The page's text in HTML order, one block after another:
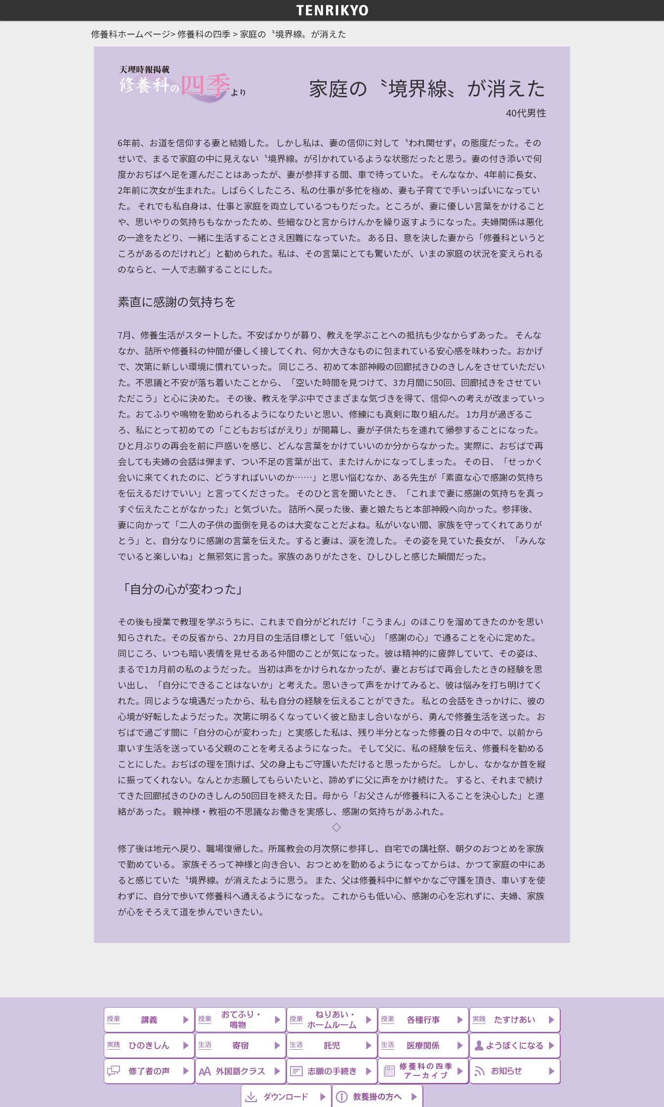
修養科ホームページ>修養科の四季 >家庭の〝境界線〟が消えた
家庭の〝境界線〟が消えた
40代男性
6年前、お道を信仰する妻と結婚した。 しかし私は、妻の信仰に対して〝われ関せず〟の態度だった。その
せいで、まるで家庭の中に見えない〝境界線〟が引かれているような状態だったと思う。妻の付き添いで何
度かおぢばへ足を運んだことはあったが、妻が参拝する間、車で待っていた。 そんななか、4年前に長女、
2年前に次女が生まれた。しばらくしたころ、私の仕事が多忙を極め、妻も子育てで手いっぱいになってい
た。 それでも私自身は、仕事と家庭を両立しているつもりだった。ところが、妻に優しい言葉をかけること
や、思いやりの気持ちもなかったため、些細なひと言からけんかを繰り返すようになった。夫婦関係は悪化
の一途をたどり、一緒に生活することさえ困難になっていた。 ある日、意を決した妻から「修養科というと
ころがあるのだけれど」と勧められた。私は、その言葉にとても驚いたが、いまの家庭の状況を変えられる
のならと、一人で志願することにした。
素直に感謝の気持ちを
7月、修養生活がスタートした。不安ばかりが募り、教えを学ぶことへの抵抗も少なからずあった。 そんな
なか、詰所や修養科の仲間が優しく接してくれ、何か大きなものに包まれている安心感を味わった。おかげ
で、次第に新しい環境に慣れていった。 同じころ、初めて本部神殿の回廊拭きひのきしんをさせていただい
た。不思議と不安が落ち着いたことから、「空いた時間を見つけて、3カ月間に50回、回廊拭きをさせてい
ただこう」と心に決めた。 その後、教えを学ぶ中でさまざまな気づきを得て、信仰への考えが改まっていっ
た。おてふりや鳴物を勤められるようになりたいと思い、修練にも真剣に取り組んだ。 1カ月が過ぎるこ
ろ、私にとって初めての「こどもおぢばがえり」が開幕し、妻が子供たちを連れて帰参することになった。
ひと月ぶりの再会を前に戸惑いを感じ、どんな言葉をかけていいのか分からなかった。実際に、おぢばで再
会しても夫婦の会話は弾まず、つい不足の言葉が出て、またけんかになってしまった。 その日、「せっかく
会いに来てくれたのに、どうすればいいのか……」と思い悩むなか、ある先生が「素直な心で感謝の気持ち
を伝えるだけでいい」と言ってくださった。 そのひと言を聞いたとき、「これまで妻に感謝の気持ちを真っ
すぐ伝えたことがなかった」と気づいた。 詰所へ戻った後、妻と娘たちと本部神殿へ向かった。参拝後、
妻に向かって「二人の子供の面倒を見るのは大変なことだよね。私がいない間、家族を守ってくれてありが
とう」と、自分なりに感謝の言葉を伝えた。すると妻は、涙を流した。 その姿を見ていた長女が、「みんな
でいると楽しいね」と無邪気に言った。家族のありがたさを、ひしひしと感じた瞬間だった。
「自分の心が変わった」
その後も授業で教理を学ぶうちに、これまで自分がどれだけ「こうまん」のほこりを溜めてきたのかを思い
知らされた。その反省から、2カ月目の生活目標として「低い心」「感謝の心」で通ることを心に定めた。
同じころ、いつも暗い表情を見せるある仲間のことが気になった。彼は精神的に疲弊していて、その姿は、
まるで1カ月前の私のようだった。 当初は声をかけられなかったが、妻とおぢばで再会したときの経験を思
い出し、「自分にできることはないか」と考えた。思いきって声をかけてみると、彼は悩みを打ち明けてく
れた。同じような境遇だったから、私も自分の経験を伝えることができた。 私との会話をきっかけに、彼の
心境が好転したようだった。次第に明るくなっていく彼と励まし合いながら、勇んで修養生活を送った。 お
ぢばで過ごす間に「自分の心が変わった」と実感した私は、残り半分となった修養の日々の中で、以前から
車いす生活を送っている父親のことを考えるようになった。 そして父に、私の経験を伝え、修養科を勧める
ことにした。おぢばの理を頂けば、父の身上もご守護いただけると思ったからだ。 しかし、なかなか首を縦
に振ってくれない。なんとか志願してもらいたいと、諦めずに父に声をかけ続けた。 すると、それまで続け
てきた回廊拭きのひのきしんの50回目を終えた日。母から「お父さんが修養科に入ることを決心した」と連
絡があった。 親神様・教祖の不思議なお働きを実感し、感謝の気持ちがあふれた。
◇
修了後は地元へ戻り、職場復帰した。所属教会の月次祭に参拝し、自宅での講社祭、朝夕のおつとめを家族
で勤めている。 家族そろって神様と向き合い、おつとめを勤めるようになってからは、かつて家庭の中にあ
ると感じていた〝境界線〟が消えたように思う。 また、父は修養科中に鮮やかなご守護を頂き、車いすを使
わずに、自分で歩いて修養科へ通えるようになった。 これからも低い心、感謝の心を忘れずに、夫婦、家族
が心をそろえて道を歩んでいきたい。